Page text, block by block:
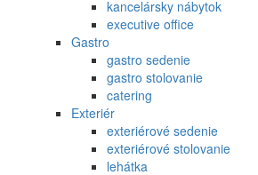
kancelársky nábytok
executive office
Gastro
gastro sedenie
gastro stolovanie
catering
Exteriér
exteriérové sedenie
exteriérové stolovanie
lehátka